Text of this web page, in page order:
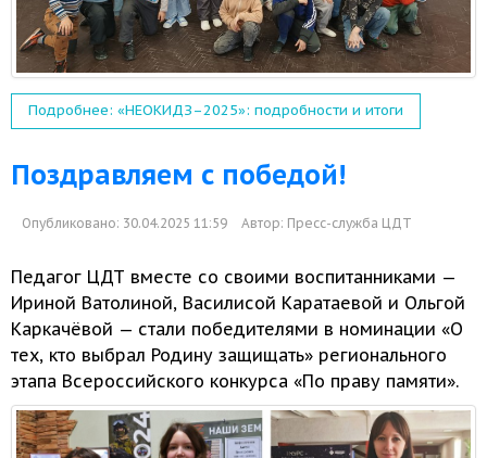
Подробнее: «НЕОКИДЗ–2025»: подробности и итоги
Поздравляем с победой!
Опубликовано: 30.04.2025 11:59 Автор: Пресс-служба ЦДТ
Педагог ЦДТ вместе со своими воспитанниками —
Ириной Ватолиной, Василисой Каратаевой и Ольгой
Каркачёвой — стали победителями в номинации «О
тех, кто выбрал Родину защищать» регионального
этапа Всероссийского конкурса «По праву памяти».